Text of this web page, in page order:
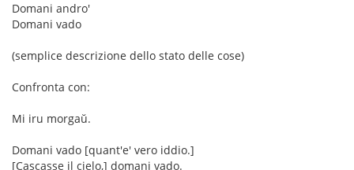
Domani andro'
Domani vado
(semplice descrizione dello stato delle cose)
Confronta con:
Mi iru morgaŭ.
Domani vado [quant'e' vero iddio.]
[Cascasse il cielo,] domani vado.